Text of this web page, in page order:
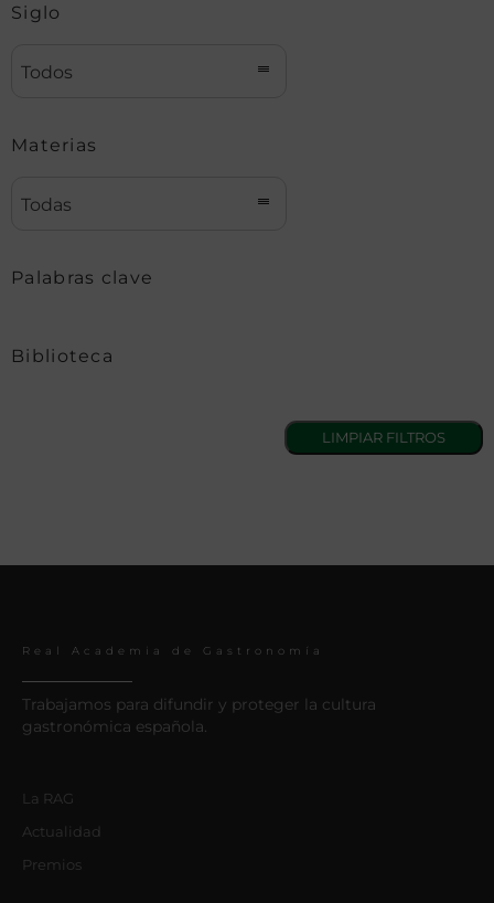
Siglo
Todos
Materias
Todas
Palabras clave
Biblioteca
Real Academia de Gastronomía
Trabajamos para difundir y proteger la cultura
gastronómica española.
La RAG
Actualidad
Premios